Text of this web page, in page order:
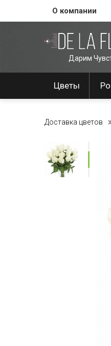
О компании
Дарим
Цветы
Доставка цветов